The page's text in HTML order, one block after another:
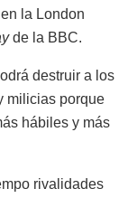
la London
de la BBC.
destruir a los
milicias porque
hábiles y más
rivalidades